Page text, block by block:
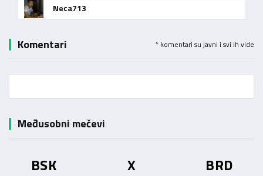
Neca713
Komentari * komentari su javni i svi ih vide
Međusobni mečevi
BSK X BRD